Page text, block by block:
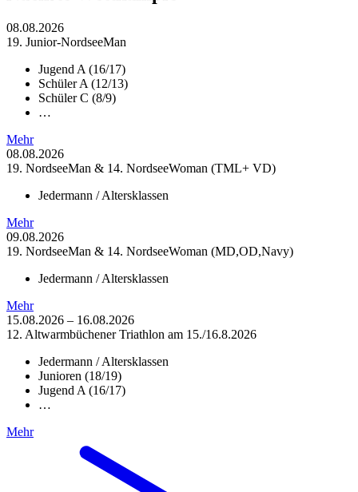
08.08.2026
19. Junior-NordseeMan
Jugend A (16/17)
Schüler A (12/13)
Schüler C (8/9)
…
Mehr
08.08.2026
19. NordseeMan & 14. NordseeWoman (TML+ VD)
Jedermann / Altersklassen
Mehr
09.08.2026
19. NordseeMan & 14. NordseeWoman (MD,OD,Navy)
Jedermann / Altersklassen
Mehr
15.08.2026 – 16.08.2026
12. Altwarmbüchener Triathlon am 15./16.8.2026
Jedermann / Altersklassen
Junioren (18/19)
Jugend A (16/17)
…
Mehr